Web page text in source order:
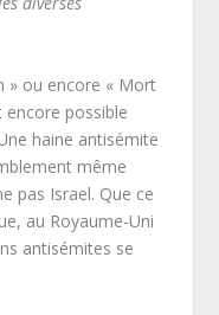
» ou encore « Mort
encore possible
haine antisémite
même
pas Israel. Que ce
au Royaume-Uni
antisémites se